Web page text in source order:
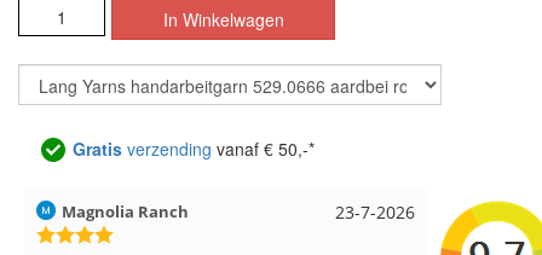
Gratis verzending vanaf € 50,-*
23-7-2026
Magnolia Ranch Hilde uit